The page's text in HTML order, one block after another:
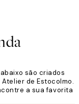
são criados
de Estocolmo.
a sua favorita